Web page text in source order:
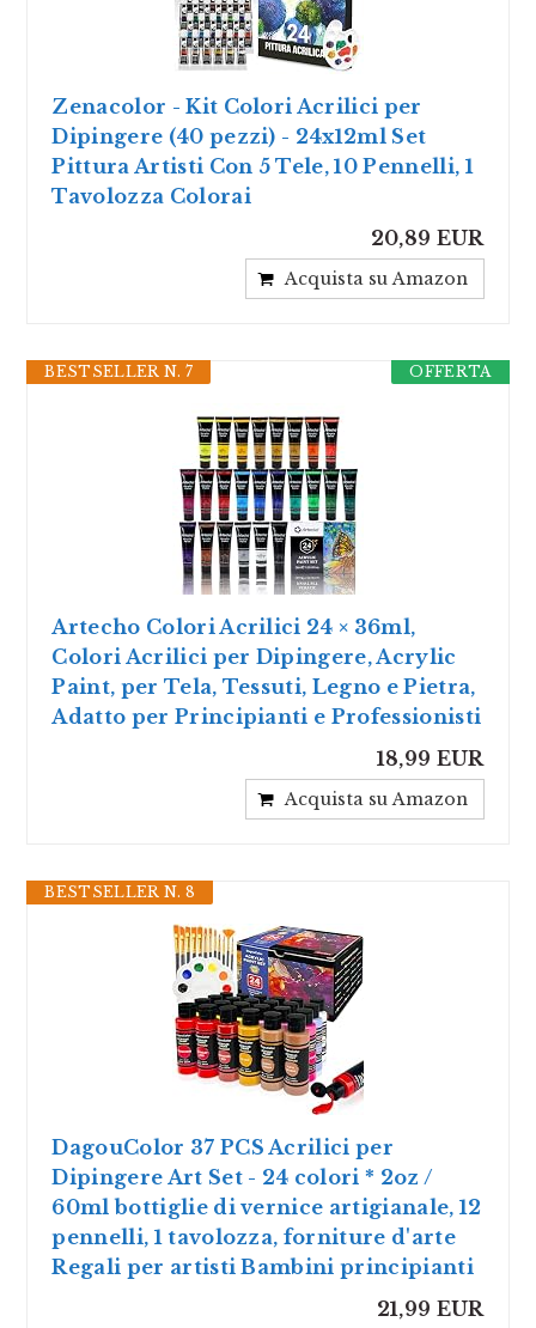
Zenacolor - Kit Colori Acrilici per
Dipingere (40 pezzi) - 24x12ml Set
Pittura Artisti Con 5 Tele, 10 Pennelli, 1
Tavolozza Colorai
20,89 EUR
Acquista su Amazon
OFFERTA
BESTSELLER N. 7
Artecho Colori Acrilici 24 × 36ml,
Colori Acrilici per Dipingere, Acrylic
Paint, per Tela, Tessuti, Legno e Pietra,
Adatto per Principianti e Professionisti
18,99 EUR
Acquista su Amazon
BESTSELLER N. 8
DagouColor 37 PCS Acrilici per
Dipingere Art Set - 24 colori * 2oz /
60ml bottiglie di vernice artigianale, 12
pennelli, 1 tavolozza, forniture d'arte
Regali per artisti Bambini principianti
21,99 EUR